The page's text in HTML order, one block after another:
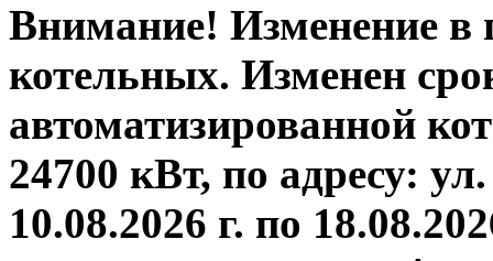
Внимание! Изменение в
котельных. Изменен
автоматизированной
24700 кВт, по адресу:
10.08.2026 г. по